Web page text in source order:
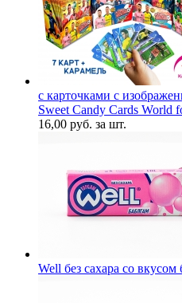
с карточками с
Sweet Candy Cards World
16,00 руб. за шт.
Well без сахара со вкусом